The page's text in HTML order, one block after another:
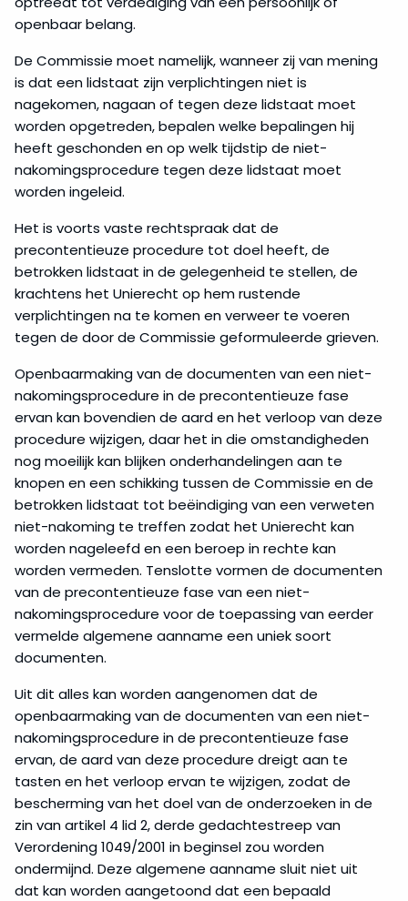
openbaar belang.
De Commissie moet namelijk, wanneer zij van mening
is dat een lidstaat zijn verplichtingen niet is
nagekomen, nagaan of tegen deze lidstaat moet
worden opgetreden, bepalen welke bepalingen hij
heeft geschonden en op welk tijdstip de niet-
nakomingsprocedure tegen deze lidstaat moet
worden ingeleid.
Het is voorts vaste rechtspraak dat de
precontentieuze procedure tot doel heeft, de
betrokken lidstaat in de gelegenheid te stellen, de
krachtens het Unierecht op hem rustende
verplichtingen na te komen en verweer te voeren
tegen de door de Commissie geformuleerde grieven.
Openbaarmaking van de documenten van een niet-
nakomingsprocedure in de precontentieuze fase
ervan kan bovendien de aard en het verloop van deze
procedure wijzigen, daar het in die omstandigheden
nog moeilijk kan blijken onderhandelingen aan te
knopen en een schikking tussen de Commissie en de
betrokken lidstaat tot beëindiging van een verweten
niet-nakoming te treffen zodat het Unierecht kan
worden nageleefd en een beroep in rechte kan
worden vermeden. Tenslotte vormen de documenten
van de precontentieuze fase van een niet-
nakomingsprocedure voor de toepassing van eerder
vermelde algemene aanname een uniek soort
documenten.
Uit dit alles kan worden aangenomen dat de
openbaarmaking van de documenten van een niet-
nakomingsprocedure in de precontentieuze fase
ervan, de aard van deze procedure dreigt aan te
tasten en het verloop ervan te wijzigen, zodat de
bescherming van het doel van de onderzoeken in de
zin van artikel 4 lid 2, derde gedachtestreep van
Verordening 1049/2001 in beginsel zou worden
ondermijnd. Deze algemene aanname sluit niet uit
dat kan worden aangetoond dat een bepaald